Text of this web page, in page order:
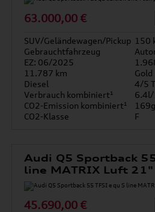
63.000,00 €
SUV/Geländewagen/Pickup 150
Gebrauchtfahrzeug
EZ: 06/2025
11.787 km
Gold
Diesel
4/5
Verbrauch kombiniert¹
6.4l/
CO2-Emission kombiniert¹
CO2-Klasse
F
Audi Q5 Sportback
line MATRIX Luft 21"
45.690,00 €